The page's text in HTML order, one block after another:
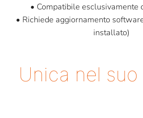
• Compatibile esclusivamente
• Richiede aggiornamento
installato)
Unica nel